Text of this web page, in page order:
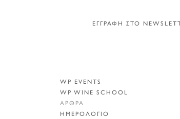
ΕΓΓΡΑΦΗ ΣΤΟ
WP EVENTS
WP WINE SCHOOL
ΑΡΘΡΑ
ΗΜΕΡΟΛΟΓΙΟ